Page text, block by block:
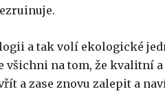
a tak volí ekologické
všichni na tom, že kvalitní
a zase znovu zalepit a